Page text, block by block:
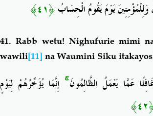
وَلِلْمُؤْمِنِينَ يَوْمَ يَقُومُ الْحِسَابُ﴿٤١﴾
41. Rabb wetu! Nighufurie mimi
wawili[11] na Waumini Siku
عَمَّا يَعْمَلُ الظَّالِمُونَۚ إِنَّمَا يُؤَخِّرُهُمْ لِيَوْمٍ